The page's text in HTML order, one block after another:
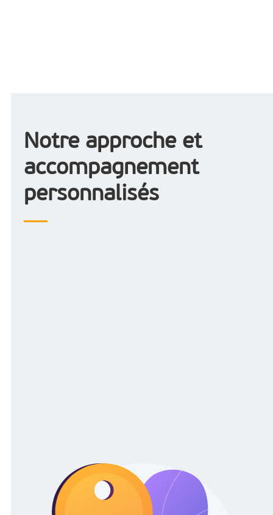
Notre approche et
accompagnement
personnalisés